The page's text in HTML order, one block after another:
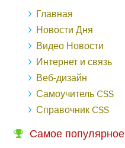
Главная
Новости Дня
Видео Новости
Интернет и связь
Веб-дизайн
Самоучитель CSS
Справочник CSS
Самое популярное